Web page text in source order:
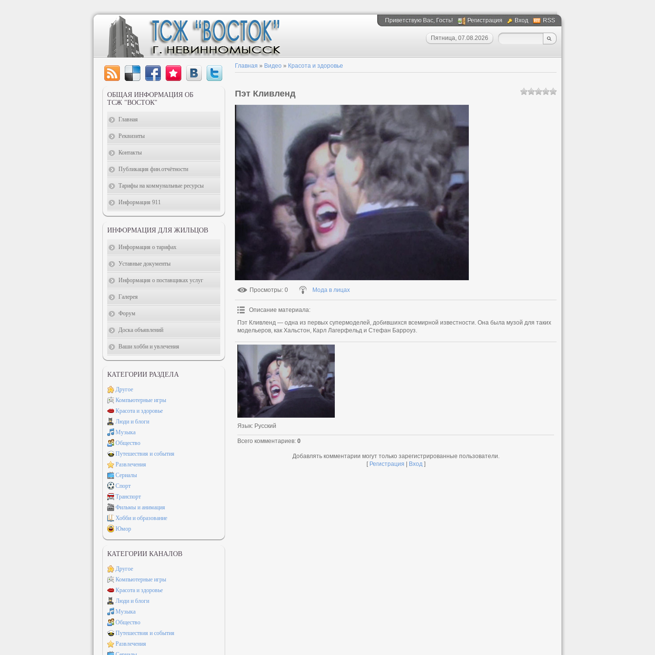
Приветствую Вас, Гость! Регистрация Вход RSS
Пятница, 07.08.2026
Главная » Видео » Красота и здоровье
Пэт Кливленд
Просмотры: 0 Мода в лицах
Описание материала:
Пэт Кливленд — одна из первых супермоделей, добившихся всемирной известности. Она была музой для таких
модельеров, как Хальстон, Карл Лагерфельд и Стефан Барроуз.
Язык: Русский
Всего комментариев: 0
Добавлять комментарии могут только зарегистрированные пользователи.
[ Регистрация Вход]
ОБЩАЯ ИНФОРМАЦИЯ ОБ
ТСЖ "ВОСТОК"
Главная
Реквизиты
Контакты
Публикация фин.отчётности
Тарифы на коммунальные ресурсы
Информация 911
ИНФОРМАЦИЯ ДЛЯ ЖИЛЬЦОВ
Информация о тарифах
Уставные документы
Информация о поставщиках услуг
Галерея
Форум
Доска объявлений
Ваши хобби и увлечения
КАТЕГОРИИ РАЗДЕЛА
Другое
Компьютерные игры
Красота и здоровье
Люди и блоги
Музыка
Общество
Путешествия и события
Развлечения
Сериалы
Спорт
Транспорт
Фильмы и анимация
Хобби и образование
Юмор
КАТЕГОРИИ КАНАЛОВ
Другое
Компьютерные игры
Красота и здоровье
Люди и блоги
Музыка
Общество
Путешествия и события
Развлечения